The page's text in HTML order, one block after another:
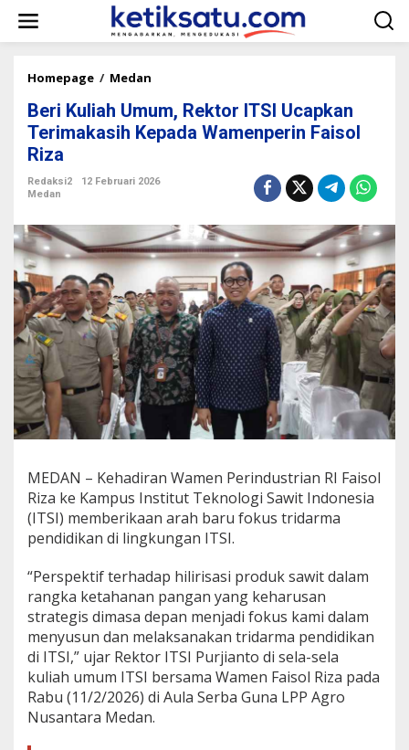
w
Homepage / Medan
r
i
K
l
h
U
m
u
m
,
R
e
k
t
o
r
T
I
U
c
a
p
a
n
T
e
r
i
m
a
k
a
Beri Kuliah Umum, Rektor ITSI Ucapkan
Terimakasih Kepada Wamenperin Faisol
Riza
Redaksi2
12 Februari 2026
Medan
MEDAN – Kehadiran Wamen Perindustrian RI Faisol
Riza ke Kampus Institut Teknologi Sawit Indonesia
(ITSI) memberikaan arah baru fokus tridarma
pendidikan di lingkungan ITSI.
“Perspektif terhadap hilirisasi produk sawit dalam
rangka ketahanan pangan yang keharusan
strategis dimasa depan menjadi fokus kami dalam
menyusun dan melaksanakan tridarma pendidikan
di ITSI,” ujar Rektor ITSI Purjianto di sela-sela
kuliah umum ITSI bersama Wamen Faisol Riza pada
Rabu (11/2/2026) di Aula Serba Guna LPP Agro
Nusantara Medan.